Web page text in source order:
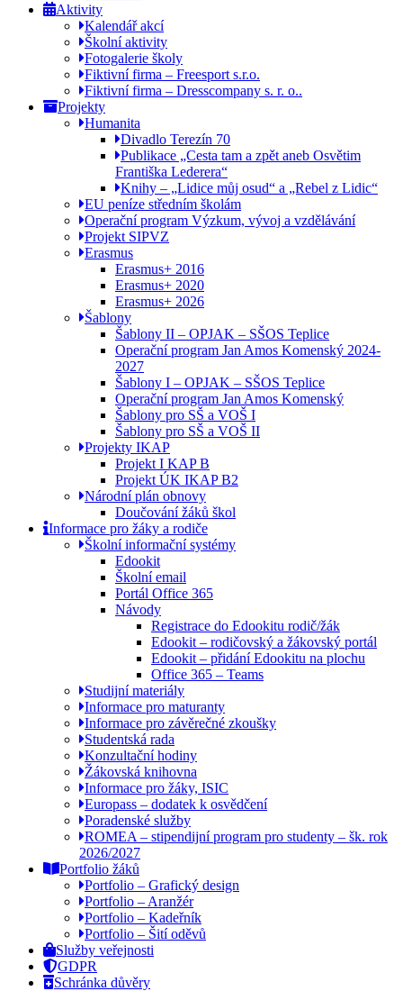
Aktivity
Kalendář akcí
Školní aktivity
Fotogalerie školy
Fiktivní firma – Freesport s.r.o.
Fiktivní firma – Dresscompany s. r. o..
Projekty
Humanita
Divadlo Terezín 70
Publikace „Cesta tam a zpět aneb Osvětim
Františka Lederera“
Knihy – „Lidice můj osud“ a „Rebel z Lidic“
EU peníze středním školám
Operační program Výzkum, vývoj a vzdělávání
Projekt SIPVZ
Erasmus
Erasmus+ 2016
Erasmus+ 2020
Erasmus+ 2026
Šablony
Šablony II – OPJAK – SŠOS Teplice
Operační program Jan Amos Komenský 2024-
2027
Šablony I – OPJAK – SŠOS Teplice
Operační program Jan Amos Komenský
Šablony pro SŠ a VOŠ I
Šablony pro SŠ a VOŠ II
Projekty IKAP
Projekt I KAP B
Projekt ÚK IKAP B2
Národní plán obnovy
Doučování žáků škol
Informace pro žáky a rodiče
Školní informační systémy
Edookit
Školní email
Portál Office 365
Návody
Registrace do Edookitu rodič/žák
Edookit – rodičovský a žákovský portál
Edookit – přidání Edookitu na plochu
Office 365 – Teams
Studijní materiály
Informace pro maturanty
Informace pro závěrečné zkoušky
Studentská rada
Konzultační hodiny
Žákovská knihovna
Informace pro žáky, ISIC
Europass – dodatek k osvědčení
Poradenské služby
ROMEA – stipendijní program pro studenty – šk. rok
2026/2027
Portfolio žáků
Portfolio – Grafický design
Portfolio – Aranžér
Portfolio – Kadeřník
Portfolio – Šití oděvů
Služby veřejnosti
GDPR
Schránka důvěry